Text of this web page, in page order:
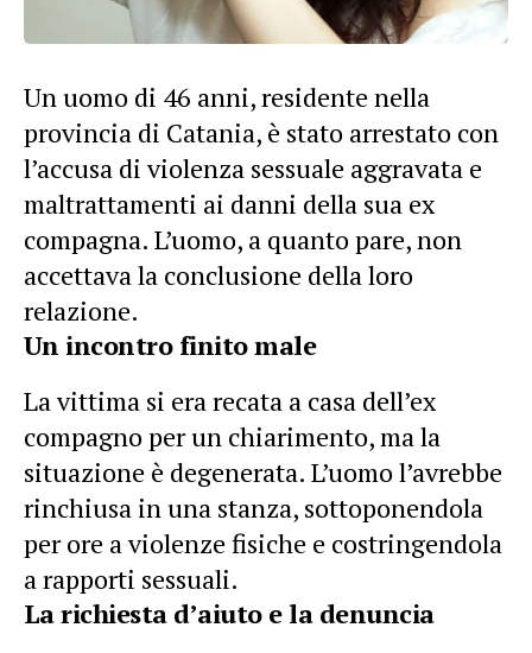
Un uomo di 46 anni, residente nella
provincia di Catania, è stato arrestato con
l’accusa di violenza sessuale aggravata e
maltrattamenti ai danni della sua ex
compagna. L’uomo, a quanto pare, non
accettava la conclusione della loro
relazione.
Un incontro finito male
La vittima si era recata a casa dell’ex
compagno per un chiarimento, ma la
situazione è degenerata. L’uomo l’avrebbe
rinchiusa in una stanza, sottoponendola
per ore a violenze fisiche e costringendola
a rapporti sessuali.
La richiesta d’aiuto e la denuncia